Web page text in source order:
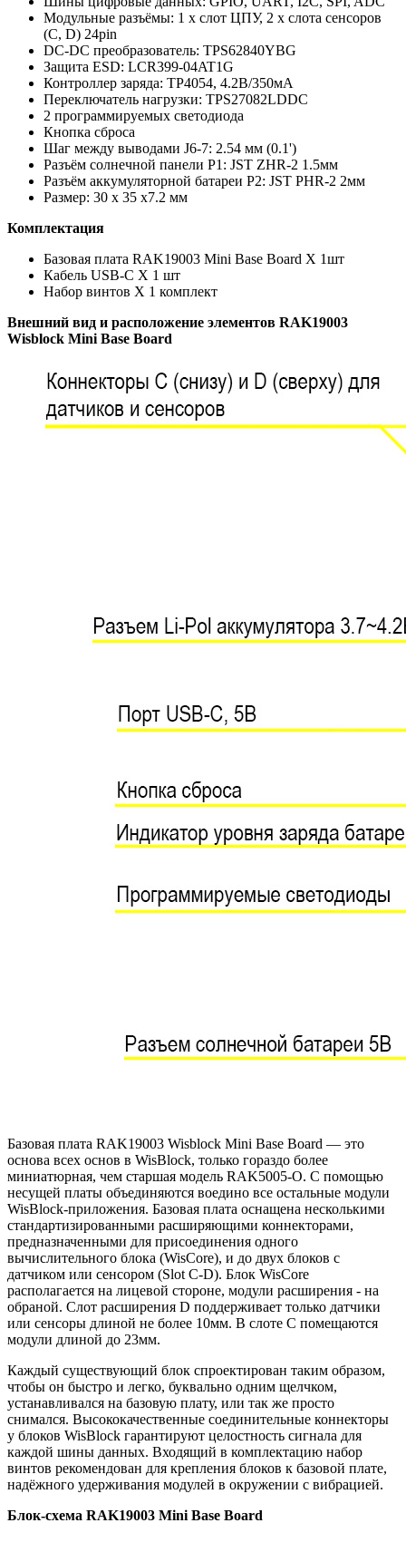
Модульные разъёмы: 1 x слот ЦПУ, 2 x слота сенсоров
(C, D) 24pin
DС-DС преобразователь: TPS62840YBG
Защита ESD: LCR399-04AT1G
Контроллер заряда: TP4054, 4.2В/350мА
Переключатель нагрузки: TPS27082LDDC
2 программируемых светодиода
Кнопка сброса
Шаг между выводами J6-7: 2.54 мм (0.1')
Разъём солнечной панели P1: JST ZHR-2 1.5мм
Разъём аккумуляторной батареи P2: JST PHR-2 2мм
Размер: 30 х 35 х7.2 мм
Комплектация
Базовая плата RAK19003 Mini Base Board X 1шт
Кабель USB-C Х 1 шт
Набор винтов Х 1 комплект
Внешний вид и расположение элементов RAK19003
Wisblock Mini Base Board
Базовая плата RAK19003 Wisblock Mini Base Board — это
основа всех основ в WisBlock, только гораздо более
миниатюрная, чем старшая модель RAK5005-O. С помощью
несущей платы объединяются воедино все остальные модули
WisBlock-приложения. Базовая плата оснащена несколькими
стандартизированными расширяющими коннекторами,
предназначенными для присоединения одного
вычислительного блока (WisCore), и до двух блоков с
датчиком или сенсором (Slot C-D). Блок WisCore
располагается на лицевой стороне, модули расширения - на
обраной. Слот расширения D поддерживает только датчики
или сенсоры длиной не более 10мм. В слоте C помещаются
модули длиной до 23мм.
Каждый существующий блок спроектирован таким образом,
чтобы он быстро и легко, буквально одним щелчком,
устанавливался на базовую плату, или так же просто
снимался. Высококачественные соединительные коннекторы
у блоков WisBlock гарантируют целостность сигнала для
каждой шины данных. Входящий в комплектацию набор
винтов рекомендован для крепления блоков к базовой плате,
надёжного удерживания модулей в окружении с вибрацией.
Блок-схема RAK19003 Mini Base Board